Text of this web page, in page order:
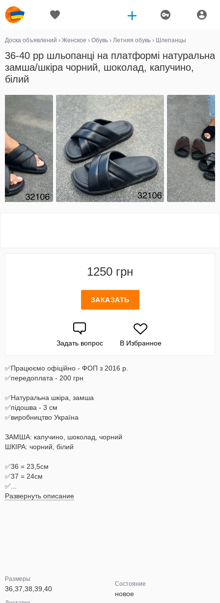
Доска объявлений › Женское › Обувь › Летняя обувь › Шлепанцы
36-40 рр шльопанці на платформі натуральна
замша/шкіра чорний, шоколад, капучино,
білий
1250 грн
ЗАКАЗАТЬ
Задать вопрос В Избранное
✅Працюємо офіційно - ФОП з 2016 р.
✅передоплата - 200 грн
✅Натуральна шкіра, замша
✅підошва - 3 см
✅виробництво Україна
ЗАМША: капучино, шоколад, чорний
ШКІРА: чорний, білий
✅36 = 23,5см
✅37 = 24см
✅...
Развернуть описание
Размеры
36,37,38,39,40
Состояние
новое